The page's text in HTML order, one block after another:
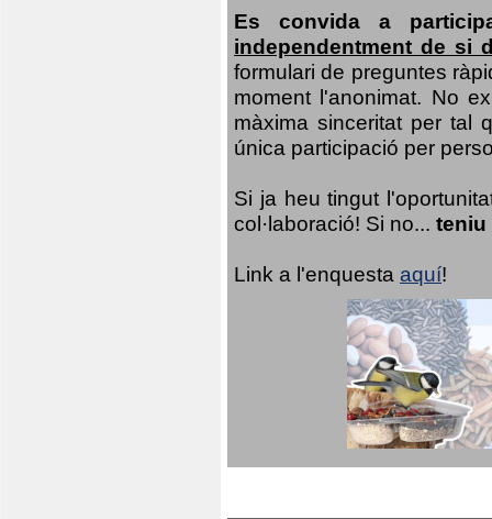
Es convida a
independentment de si
formulari de preguntes
moment l'anonimat. No
màxima sinceritat per tal
única participació per
Si ja heu tingut
col·laboració! Si no... teniu
Link a l'enquesta aquí!